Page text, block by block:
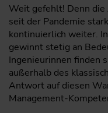
Weit gefehlt! Denn
seit der Pandemie
kontinuierlich weiter.
gewinnt stetig an
Ingenieurinnen finden
außerhalb des
Antwort auf diesen
Management-